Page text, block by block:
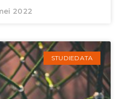
2022
STUDIEDATA